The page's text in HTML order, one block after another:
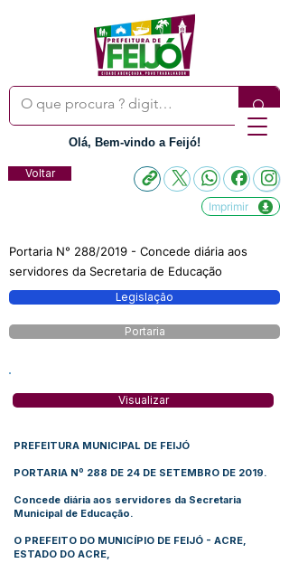
Olá, Bem-vindo a Feijó!
Voltar
Imprimir
Portaria N° 288/2019 - Concede diária aos
servidores da Secretaria de Educação
Legislação
Portaria
Visualizar
PREFEITURA MUNICIPAL DE FEIJÓ
PORTARIA Nº 288 DE 24 DE SETEMBRO DE 2019.
Concede diária aos servidores da Secretaria
Municipal de Educação.
O PREFEITO DO MUNICÍPIO DE FEIJÓ - ACRE,
ESTADO DO ACRE,